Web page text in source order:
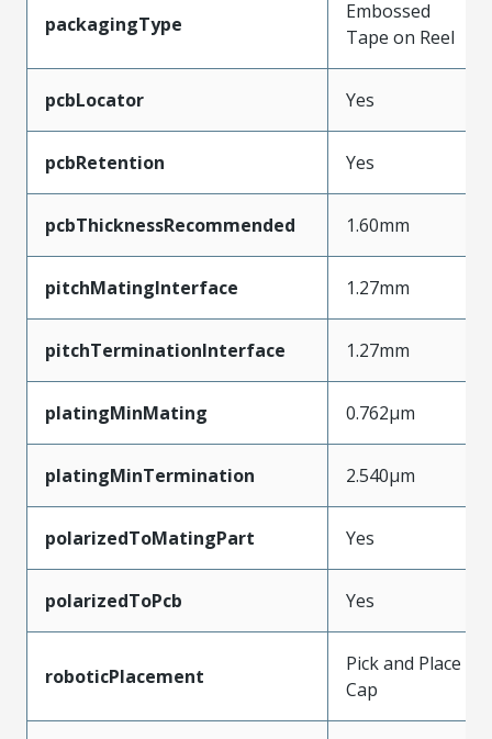
packagingType
Embossed
Tape on Reel
pcbLocator Yes
pcbRetention Yes
pcbThicknessRecommended 1.60mm
pitchMatingInterface 1.27mm
pitchTerminationInterface 1.27mm
platingMinMating 0.762µm
platingMinTermination 2.540µm
polarizedToMatingPart Yes
polarizedToPcb Yes
roboticPlacement
Pick and Place
Cap